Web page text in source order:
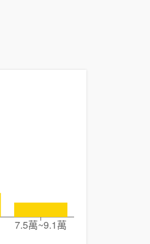
7.5萬~9.1萬